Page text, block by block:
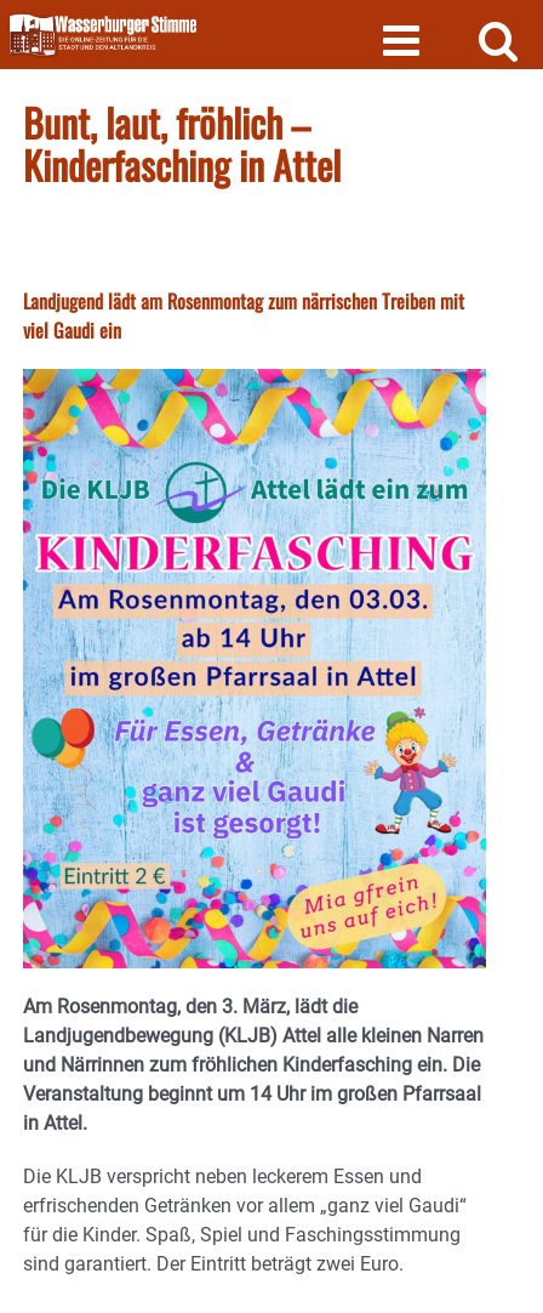
Skip
to
content
Bunt, laut, fröhlich –
Kinderfasching in Attel
Landjugend lädt am Rosenmontag zum närrischen Treiben mit
viel Gaudi ein
Am Rosenmontag, den 3. März, lädt die
Landjugendbewegung (KLJB) Attel alle kleinen Narren
und Närrinnen zum fröhlichen Kinderfasching ein. Die
Veranstaltung beginnt um 14 Uhr im großen Pfarrsaal
in Attel .
Die KLJB verspricht neben leckerem Essen und
erfrischenden Getränken vor allem „ganz viel Gaudi“
für die Kinder. Spaß, Spiel und Faschingsstimmung
sind garantiert. Der Eintritt beträgt zwei Euro.